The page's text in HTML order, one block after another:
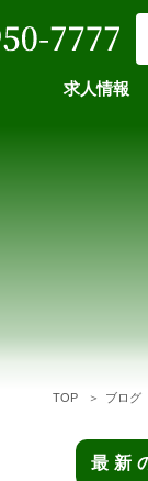
求人情報
TOP ブログ
最新